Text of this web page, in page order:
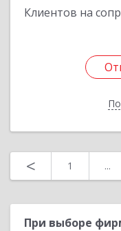
Клиентов на
< 1 ...
При выборе